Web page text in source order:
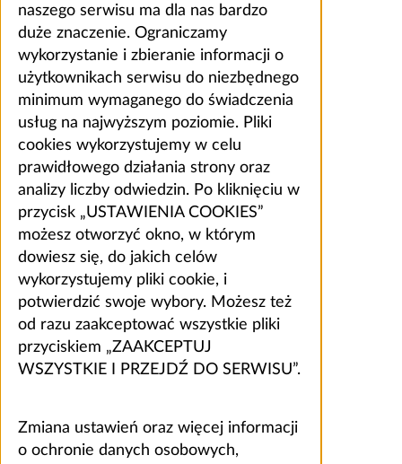
naszego serwisu ma dla nas bardzo
duże znaczenie. Ograniczamy
wykorzystanie i zbieranie informacji o
użytkownikach serwisu do niezbędnego
minimum wymaganego do świadczenia
usług na najwyższym poziomie. Pliki
cookies wykorzystujemy w celu
prawidłowego działania strony oraz
analizy liczby odwiedzin. Po kliknięciu w
przycisk „USTAWIENIA COOKIES”
możesz otworzyć okno, w którym
dowiesz się, do jakich celów
wykorzystujemy pliki cookie, i
potwierdzić swoje wybory. Możesz też
od razu zaakceptować wszystkie pliki
przyciskiem „ZAAKCEPTUJ
WSZYSTKIE I PRZEJDŹ DO SERWISU”.
Zmiana ustawień oraz więcej informacji
o ochronie danych osobowych,